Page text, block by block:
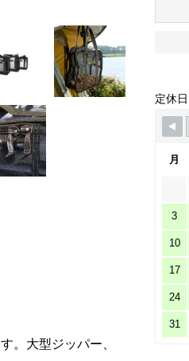
。大型ジッパー、
定休日
月
3
10
17
24
31